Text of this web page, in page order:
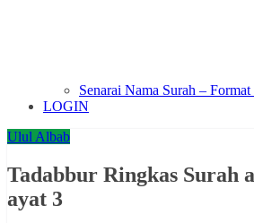
Senarai Nama Surah – Format
LOGIN
Ulul Albab
Tadabbur Ringkas Surah
ayat 3